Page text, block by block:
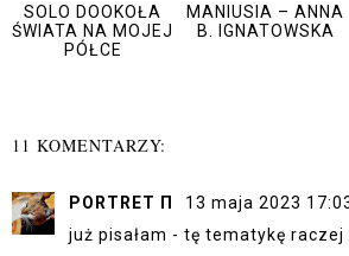
SOLO DOOKOŁA
ŚWIATA NA MOJEJ
PÓŁCE
MANIUSIA – ANNA
B. IGNATOWSKA
11 KOMENTARZY:
PORTRET Π
13 maja 2023
już pisałam - tę tematykę raczej